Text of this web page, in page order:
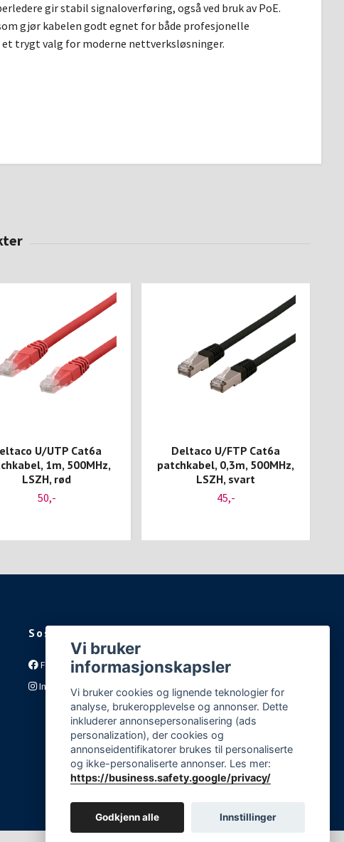
gir stabil signaloverføring, også ved bruk av PoE.
gjør kabelen godt egnet for både profesjonelle
trygt valg for moderne nettverksløsninger.
U/UTP Cat6a
1m, 500MHz,
LSZH, rød
50,-
Deltaco U/FTP Cat6a
patchkabel, 0,3m, 500MHz,
LSZH, svart
45,-
Sosiale medier
Facebook
Instagram
Vi bruker
informasjonskapsler
Vi bruker cookies og lignende teknologier for
analyse, brukeropplevelse og annonser. Dette
inkluderer annonsepersonalisering (ads
personalization), der cookies og
annonseidentifikatorer brukes til personaliserte
og ikke-personaliserte annonser. Les mer:
https://business.safety.google/privacy/
Godkjenn alle Innstillinger